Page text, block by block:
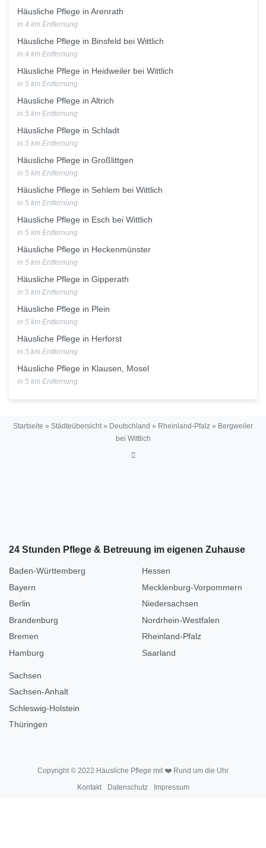
Häusliche Pflege in Arenrath
in 4 km Entfernung
Häusliche Pflege in Binsfeld bei Wittlich
in 4 km Entfernung
Häusliche Pflege in Heidweiler bei Wittlich
in 5 km Entfernung
Häusliche Pflege in Altrich
in 5 km Entfernung
Häusliche Pflege in Schladt
in 5 km Entfernung
Häusliche Pflege in Großlittgen
in 5 km Entfernung
Häusliche Pflege in Sehlem bei Wittlich
in 5 km Entfernung
Häusliche Pflege in Esch bei Wittlich
in 5 km Entfernung
Häusliche Pflege in Heckenmünster
in 5 km Entfernung
Häusliche Pflege in Gipperath
in 5 km Entfernung
Häusliche Pflege in Plein
in 5 km Entfernung
Häusliche Pflege in Herforst
in 5 km Entfernung
Häusliche Pflege in Klausen, Mosel
in 5 km Entfernung
Startseite » Städteübersicht» Deutschland » Rheinland-Pfalz » Bergweiler
bei Wittlich
24 Stunden Pflege & Betreuung im eigenen Zuhause
Baden-Württemberg
Bayern
Berlin
Brandenburg
Bremen
Hamburg
Hessen
Mecklenburg-Vorpommern
Niedersachsen
Nordrhein-Westfalen
Rheinland-Pfalz
Saarland
Sachsen
Sachsen-Anhalt
Schleswig-Holstein
Thüringen
Copyright © 2022 Häusliche Pflege mit ❤️ Rund um die Uhr
Kontakt
Datenschutz Impressum